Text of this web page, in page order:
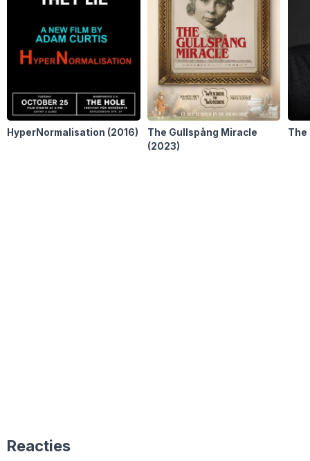
HyperNormalisation (2016)
The Gullspång Miracle
(2023)
The
Reacties